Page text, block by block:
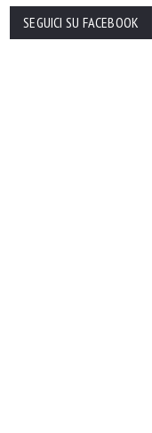
SEGUICI SU FACEBOOK